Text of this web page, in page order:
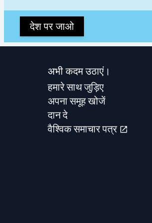
देश पर जाओ
अभी कदम उठाएं।
हमारे साथ जुड़िए
अपना समूह खोजें
दान दे
वैश्विक समाचार पत्र